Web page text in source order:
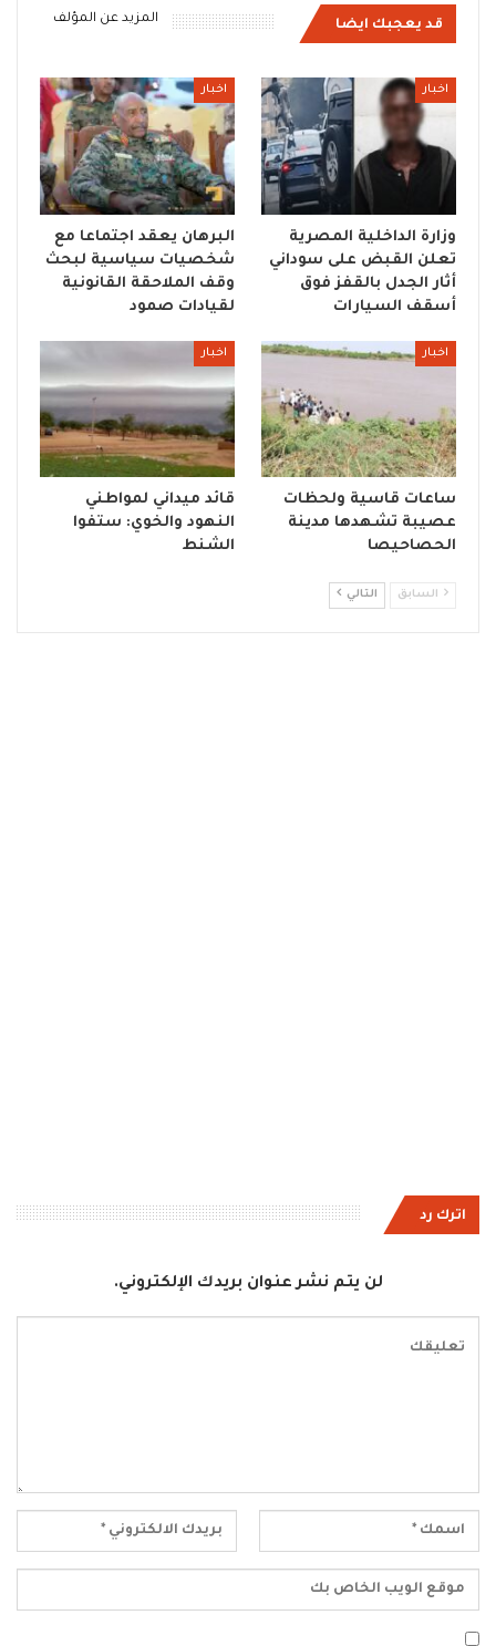
قد يعجبك ايضا المزيد عن المؤلف
اخبار
وزارة الداخلية المصرية
تعلن القبض على سوداني
أثار الجدل بالقفز فوق
أسقف السيارات
اخبار
البرهان يعقد اجتماعا مع
شخصيات سياسية لبحث
وقف الملاحقة القانونية
لقيادات صمود
اخبار
ساعات قاسية ولحظات
عصيبة تشهدها مدينة
الحصاحيصا
اخبار
قائد ميداني لمواطني
النهود والخوي: ستفوا
الشنط
السابق التالي
اترك رد
لن يتم نشر عنوان بريدك الإلكتروني.